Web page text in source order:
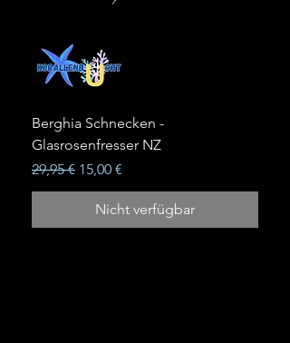
Berghia Schnecken -
Glasrosenfresser NZ
Standardpreis
29,95 € Sale-Preis
15,00 €
Nicht verfügbar